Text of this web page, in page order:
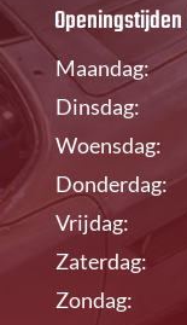
Openingstijden
Maandag:
Dinsdag:
Woensdag:
Donderdag:
Vrijdag:
Zaterdag:
Zondag: